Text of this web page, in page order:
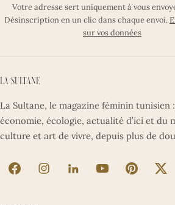
Votre adresse sert uniquement à vous
Désinscription en un clic dans chaque envoi.
sur vos données
La Sultane
La Sultane, le magazine féminin tunisien
économie, écologie, actualité d’ici et du
culture et art de vivre, depuis plus de
La Sultane sur Facebook (nouvel
La Sultane sur Instagram
La Sultane sur
La Sultane sur
La